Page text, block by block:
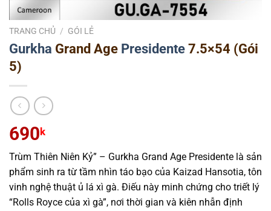
TRANG CHỦ / GÓI LẺ
Gurkha Grand Age Presidente7.5×54 (Gói
5)
690 k
Trùm Thiên Niên Kỷ” – Gurkha Grand Age Presidente là sản
phẩm sinh ra từ tầm nhìn táo bạo của Kaizad Hansotia, tôn
vinh nghệ thuật ủ lá xì gà. Điếu này minh chứng cho triết lý
“Rolls Royce của xì gà”, nơi thời gian và kiên nhẫn định